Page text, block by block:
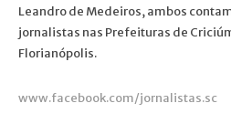
Leandro de Medeiros, ambos
jornalistas nas Prefeituras de
Florianópolis.
www.facebook.com/jornalistas.sc